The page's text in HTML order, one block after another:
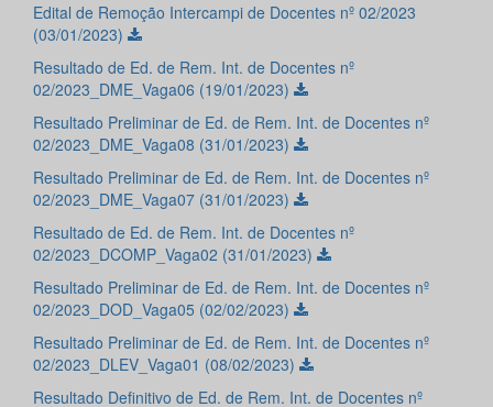
Edital de Remoção Intercampi de Docentes nº 02/2023
(03/01/2023)
Resultado de Ed. de Rem. Int. de Docentes nº
02/2023_DME_Vaga06 (19/01/2023)
Resultado Preliminar de Ed. de Rem. Int. de Docentes nº
02/2023_DME_Vaga08 (31/01/2023)
Resultado Preliminar de Ed. de Rem. Int. de Docentes nº
02/2023_DME_Vaga07 (31/01/2023)
Resultado de Ed. de Rem. Int. de Docentes nº
02/2023_DCOMP_Vaga02 (31/01/2023)
Resultado Preliminar de Ed. de Rem. Int. de Docentes nº
02/2023_DOD_Vaga05 (02/02/2023)
Resultado Preliminar de Ed. de Rem. Int. de Docentes nº
02/2023_DLEV_Vaga01 (08/02/2023)
Resultado Definitivo de Ed. de Rem. Int. de Docentes nº